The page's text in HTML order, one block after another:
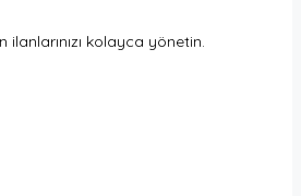
kolayca yönetin.